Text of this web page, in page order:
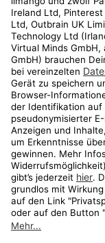
Kundenservice
Shop
Aktionen
Travel